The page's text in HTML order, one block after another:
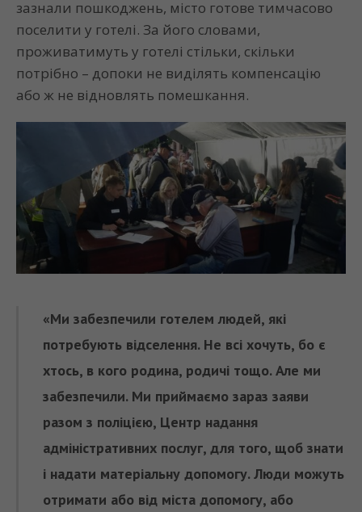
зазнали пошкоджень, місто готове тимчасово
поселити у готелі. За його словами,
проживатимуть у готелі стільки, скільки
потрібно – допоки не виділять компенсацію
або ж не відновлять помешкання.
«Ми забезпечили готелем людей, які
потребують відселення. Не всі хочуть, бо є
хтось, в кого родина, родичі тощо. Але ми
забезпечили. Ми приймаємо зараз заяви
разом з поліцією, Центр надання
адміністративних послуг, для того, щоб знати
і надати матеріальну допомогу. Люди можуть
отримати або від міста допомогу, або